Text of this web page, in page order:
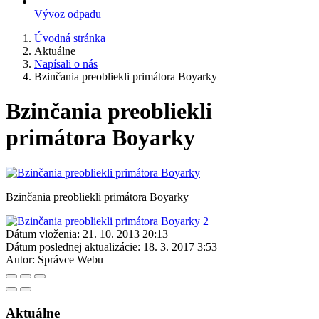
Vývoz odpadu
Úvodná stránka
Aktuálne
Napísali o nás
Bzinčania preobliekli primátora Boyarky
Bzinčania preobliekli
primátora Boyarky
Bzinčania preobliekli primátora Boyarky
Dátum vloženia: 21. 10. 2013 20:13
Dátum poslednej aktualizácie: 18. 3. 2017 3:53
Autor: Správce Webu
Aktuálne